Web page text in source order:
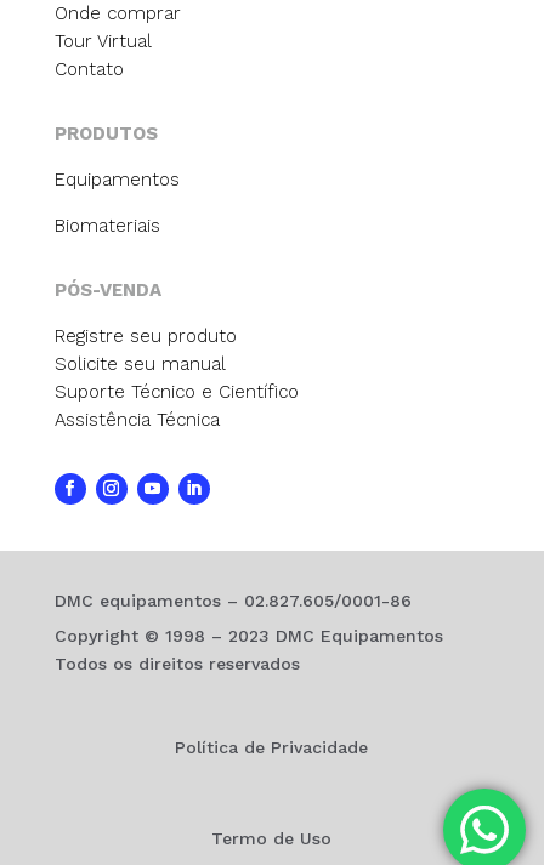
Onde comprar
Tour Virtual
Contato
PRODUTOS
Equipamentos
Biomateriais
PÓS-VENDA
Registre seu produto
Solicite seu manual
Suporte Técnico e Científico
Assistência Técnica
DMC equipamentos – 02.827.605/0001-86
Copyright © 1998 – 2023 DMC Equipamentos
Todos os direitos reservados
Política de Privacidade
Termo de Uso